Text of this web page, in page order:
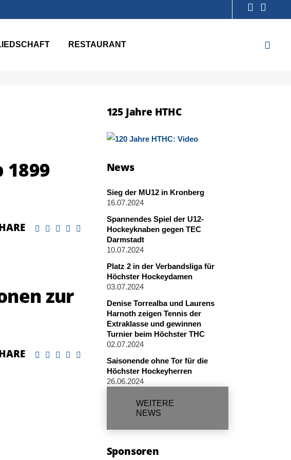
RESTAURANT
1899
zur
125 Jahre HTHC
News
Sieg der MU12 in Kronberg
16.07.2024
Spannendes Spiel der U12-
Hockeyknaben gegen TEC
Darmstadt
10.07.2024
Platz 2 in der Verbandsliga für
Höchster Hockeydamen
03.07.2024
Denise Torrealba und Laurens
Harnoth zeigen Tennis der
Extraklasse und gewinnen
Turnier beim Höchster THC
02.07.2024
Saisonende ohne Tor für die
Höchster Hockeyherren
26.06.2024
WEITERE
NEWS
Sponsoren